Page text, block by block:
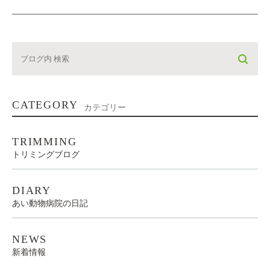
CATEGORY カテゴリー
TRIMMING
トリミングブログ
DIARY
あい動物病院の日記
NEWS
新着情報